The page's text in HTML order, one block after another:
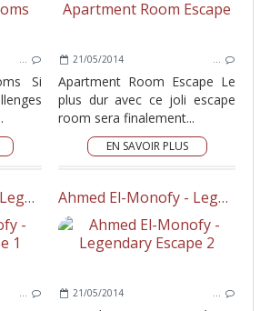
…
Si
21/05/2014 …
Apartment Room Escape Le
plus dur avec ce joli escape
room sera finalement...
EN SAVOIR PLUS
Ahmed El-Monofy - Legendary Escape 1
…
Ahmed El-Monofy - Legendary Escape 2
21/05/2014 …